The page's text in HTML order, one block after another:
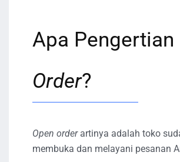
Apa Pengertian
Order?
Open order artinya adalah toko
membuka dan melayani pesanan